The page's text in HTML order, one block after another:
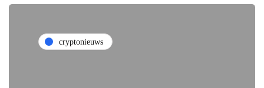
cryptonieuws